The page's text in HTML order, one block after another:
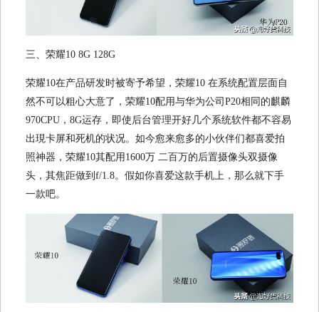
三、荣耀10 8G 128G
荣耀10在产品研发时被寄予希望，荣耀10 在系统配置层面自
然不可以粗心大意了，荣耀10配用与华为公司P20相同的麒麟
970CPU，8G运存，即使后台管理开好几个系统软件都不容易
出現卡屏和死机的状况。如今愈来愈多的小伙伴们都喜爱拍
照神器，荣耀10其配用1600万 二百万的后置摄像头双摄像
头，其焦距做到f/1.8。假如你喜爱这款手机上，那么就下手
一款吧。